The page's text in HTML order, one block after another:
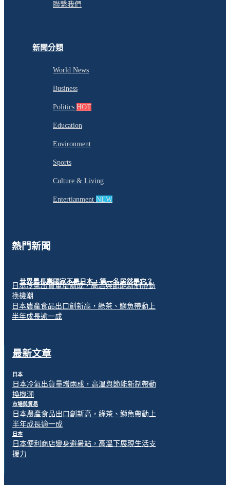
聯繫我們
新聞分類
World News
Business
Politics HOT
Education
Environment
Sports
Culture & Living
Entertianment NEW
熱門新聞
世界最長壽國家不是日本，第一名居然是它？
日本冷氣出貨量增兩成，高溫與節能新制帶動
換機潮
日本農產食品出口創新高，綠茶、鰤魚帶動上
半年成長逾一成
最新文章
日本
日本冷氣出貨量增兩成，高溫與節能新制帶動
換機潮
市場與貿易
日本農產食品出口創新高，綠茶、鰤魚帶動上
半年成長逾一成
日本
日本便利商店變身避暑站，高溫下展現生活支
援力